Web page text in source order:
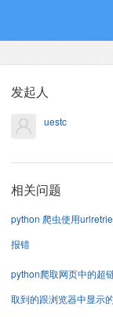
发起人
uestc
相关问题
python 爬虫使用
报错
python爬取网页中的超
取到的跟浏览器中显示